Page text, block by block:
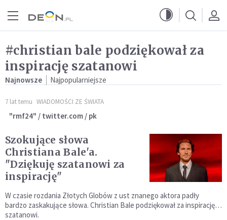
#christian bale podziękował za
inspirację szatanowi
Najnowsze Najpopularniejsze
7 lat temu WIADOMOŚCI ZE ŚWIATA
"rmf24" / twitter.com / pk
Szokujące słowa
Christiana Bale'a.
"Dziękuję szatanowi za
inspirację"
W czasie rozdania Złotych Globów z ust znanego aktora padły
bardzo zaskakujące słowa. Christian Bale podziękował za inspirację…
szatanowi.